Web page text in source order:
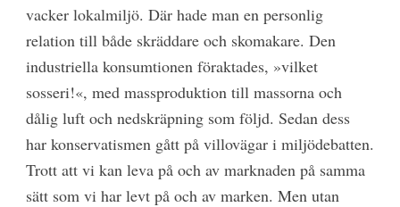
vacker lokalmiljö. Där hade man en personlig
relation till både skräddare och skomakare. Den
industriella konsumtionen föraktades, »vilket
sosseri!«, med massproduktion till massorna och
dålig luft och nedskräpning som följd. Sedan dess
har konservatismen gått på villovägar i miljödebatten.
Trott att vi kan leva på och av marknaden på samma
sätt som vi har levt på och av marken. Men utan